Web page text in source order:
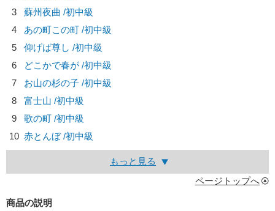
3
蘇州夜曲 /初中級
4
あの町この町 /初中級
5
仰げば尊し /初中級
6
どこかで春が /初中級
7
お山の杉の子 /初中級
8
富士山 /初中級
9
歌の町 /初中級
10 赤とんぼ /初中級
もっと見る
ページトップへ
商品の説明